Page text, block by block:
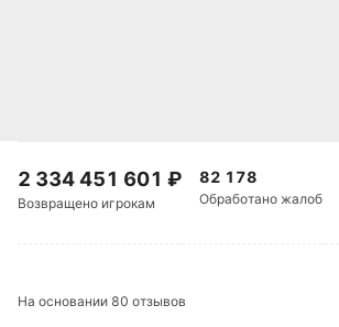
2 334 451 601 ₽
Возвращено игрокам
82 178
Обработано жалоб
На основании 80 отзывов